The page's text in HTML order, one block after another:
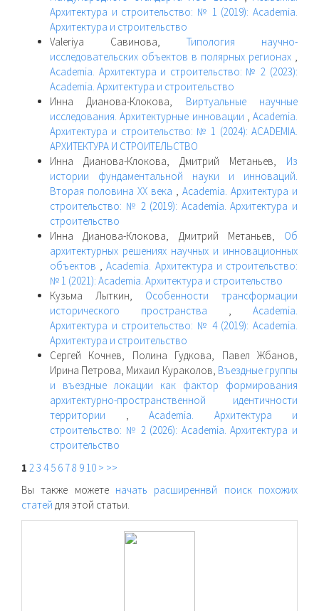
Архитектура и строительство: № 1 (2019): Academia.
Архитектура и строительство
Valeriya Савинова, Типология научно-
исследовательских объектов в полярных регионах ,
Academia. Архитектура и строительство: № 2 (2023):
Academia. Архитектура и строительство
Инна Дианова-Клокова, Виртуальные научные
исследования. Архитектурные инновации , Academia.
Архитектура и строительство: № 1 (2024): ACADEMIA.
АРХИТЕКТУРА И СТРОИТЕЛЬСТВО
Инна Дианова-Клокова, Дмитрий Метаньев, Из
истории фундаментальной науки и инноваций.
Вторая половина ХХ века , Academia. Архитектура и
строительство: № 2 (2019): Academia. Архитектура и
строительство
Инна Дианова-Клокова, Дмитрий Метаньев, Об
архитектурных решениях научных и инновационных
объектов ,Academia. Архитектура и строительство:
№ 1 (2021): Academia. Архитектура и строительство
Кузьма Лыткин, Особенности трансформации
исторического пространства , Academia.
Архитектура и строительство: № 4 (2019): Academia.
Архитектура и строительство
Сергей Кочнев, Полина Гудкова, Павел Жбанов,
Ирина Петрова, Михаил Кураколов, Въездные группы
и въездные локации как фактор формирования
архитектурно-пространственной идентичности
территории , Academia. Архитектура и
строительство: № 2 (2026): Academia. Архитектура и
строительство
1 23 4 5 6 78 9 10 > >>
Вы также можете начать расширеннвй поиск похожих
статей для этой статьи.